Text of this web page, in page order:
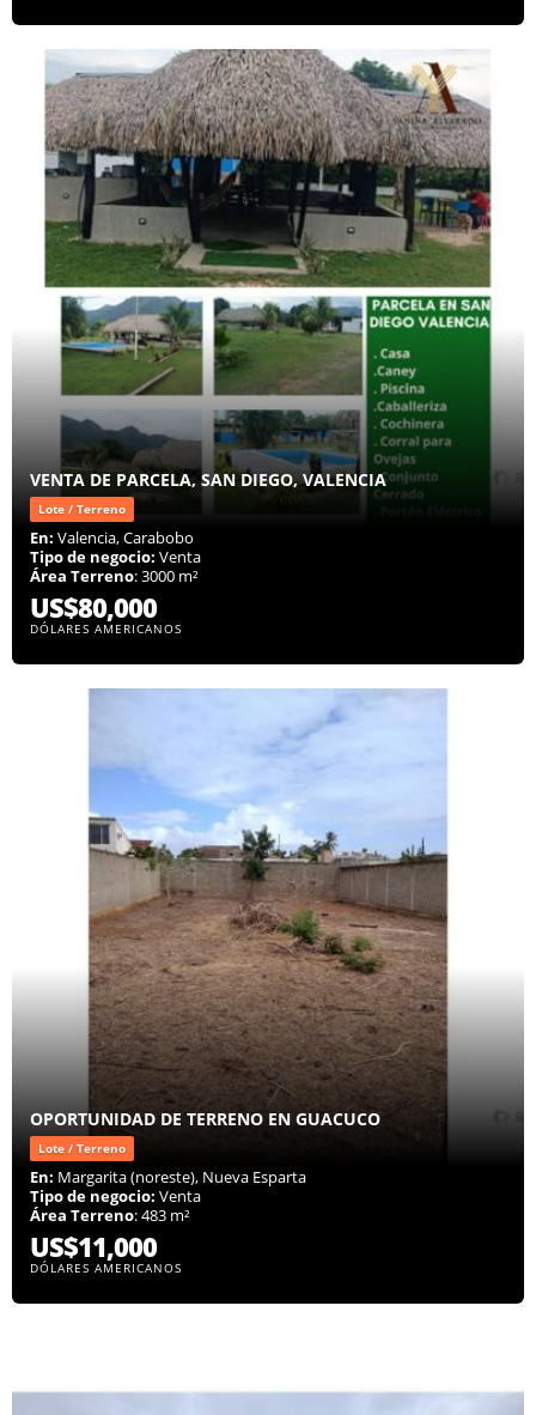
VENTA DE PARCELA, SAN DIEGO, VALENCIA
Lote / Terreno
En: Valencia, Carabobo
Tipo de negocio: Venta
Área Terreno: 3000 m²
US$80,000
DÓLARES AMERICANOS
OPORTUNIDAD DE TERRENO EN GUACUCO
Lote / Terreno
En: Margarita (noreste), Nueva Esparta
Tipo de negocio: Venta
Área Terreno: 483 m²
US$11,000
DÓLARES AMERICANOS